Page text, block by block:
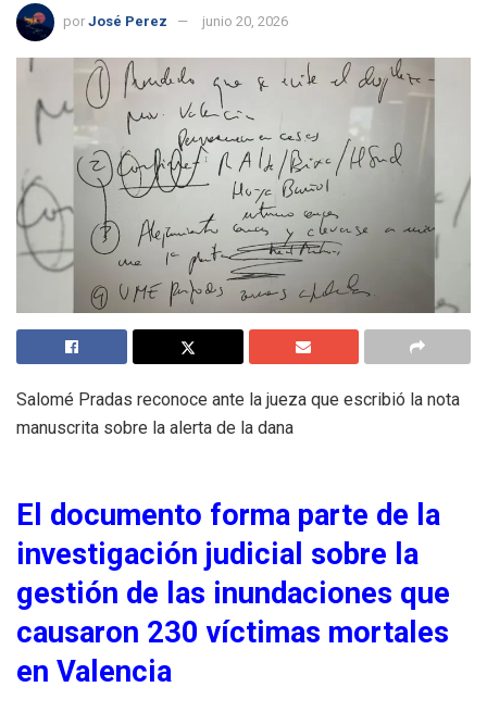
por José Perez junio 20, 2026
Salomé Pradas reconoce ante la jueza que escribió la nota
manuscrita sobre la alerta de la dana
El documento forma parte de la
investigación judicial sobre la
gestión de las inundaciones que
causaron 230 víctimas mortales
en Valencia